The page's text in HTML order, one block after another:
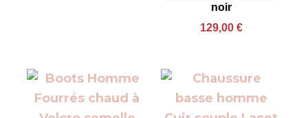
noir
129,00 €